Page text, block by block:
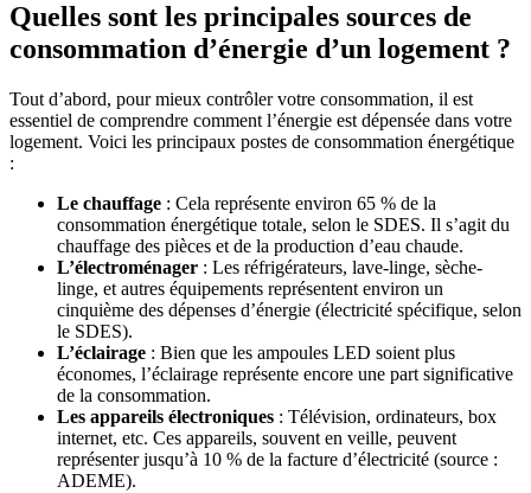
Quelles sont les principales sources de
consommation d’énergie d’un logement ?
Tout d’abord, pour mieux contrôler votre consommation, il est
essentiel de comprendre comment l’énergie est dépensée dans votre
logement. Voici les principaux postes de consommation énergétique
:
Le chauffage : Cela représente environ 65 % de la
consommation énergétique totale, selon le SDES. Il s’agit du
chauffage des pièces et de la production d’eau chaude.
L’électroménager : Les réfrigérateurs, lave-linge, sèche-
linge, et autres équipements représentent environ un
cinquième des dépenses d’énergie (électricité spécifique, selon
le SDES).
L’éclairage : Bien que les ampoules LED soient plus
économes, l’éclairage représente encore une part significative
de la consommation.
Les appareils électroniques : Télévision, ordinateurs, box
internet, etc. Ces appareils, souvent en veille, peuvent
représenter jusqu’à 10 % de la facture d’électricité (source :
ADEME).